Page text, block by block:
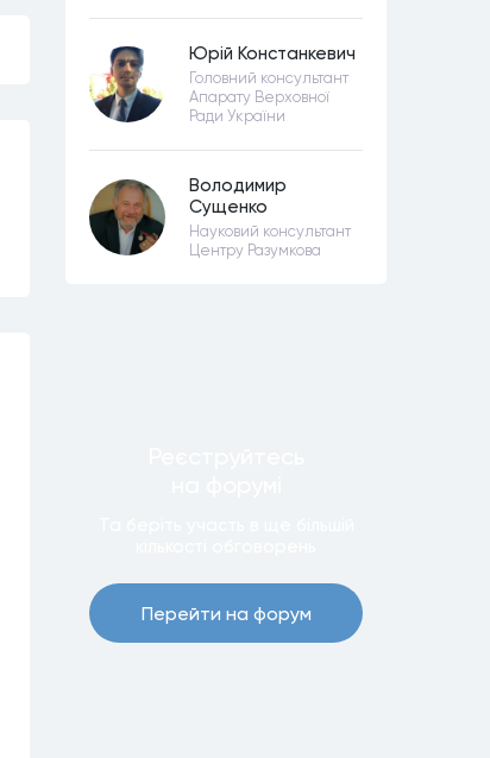
Юрій Констанкевич
Головний консультант
Апарату Верховної
Ради України
Володимир
Сущенко
Науковий консультант
Центру Разумкова
Перейти на форум